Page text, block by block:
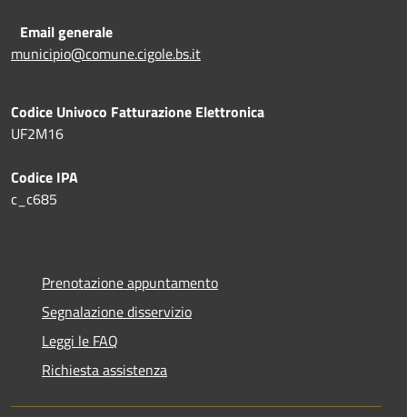
Email generale
municipio@comune.cigole.bs.it
Codice Univoco Fatturazione Elettronica
UF2M16
Codice IPA
c_c685
Prenotazione appuntamento
Segnalazione disservizio
Leggi le FAQ
Richiesta assistenza